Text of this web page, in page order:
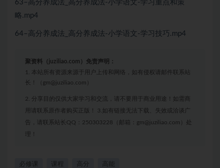
63–高分养成法_高分养成法-小学语文-学习重点和策
略.mp4
64–高分养成法_高分养成法-小学语文-学习技巧.mp4
聚资料（juziliao.com）免责声明：
1. 本站所有资源来源于用户上传和网络，如有侵权请邮件联系站
长！（gm@juziliao.com）
2. 分享目的仅供大家学习和交流，请不要用于商业用途！如需商
用请联系原作者购买正版！ 3.如有链接无法下载、失效或洽谈广
告，请联系站长QQ：250303228（邮箱：gm@juziliao.com）处
必修课 课程 高分 高能